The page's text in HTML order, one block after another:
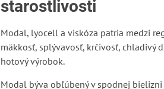
starostlivosti
Modal, lyocell a viskóza patria medzi
mäkkosť, splývavosť, krčivosť, chladivý
hotový výrobok.
Modal býva obľúbený v spodnej